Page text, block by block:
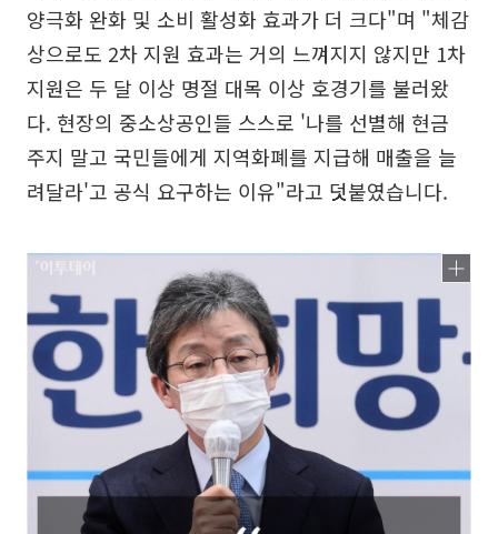
양극화 완화 및 소비 활성화 효과가 더 크다"며 "체감
상으로도 2차 지원 효과는 거의 느껴지지 않지만 1차
지원은 두 달 이상 명절 대목 이상 호경기를 불러왔
다. 현장의 중소상공인들 스스로 '나를 선별해 현금
주지 말고 국민들에게 지역화폐를 지급해 매출을 늘
려달라'고 공식 요구하는 이유"라고 덧붙였습니다.